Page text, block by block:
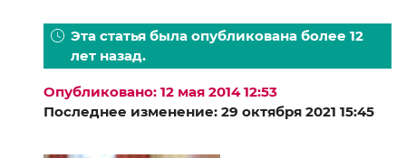
Эта статья была опубликована более 12
лет назад.
Опубликовано: 12 мая 2014 12:53
Последнее изменение: 29 октября 2021 15:45